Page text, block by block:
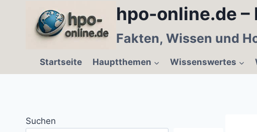
hpo-online.de –
Fakten, Wissen und
Startseite Hauptthemen Wissenswertes
Suchen